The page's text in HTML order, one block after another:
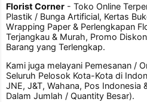
Florist Corner - Toko Online
Plastik / Bunga Artificial, Kertas
Wrapping Paper & Perlengkapan
Terjangkau & Murah, Promo
Barang yang Terlengkap.
Kami juga melayani Pemesanan /
Seluruh Pelosok Kota-Kota di
JNE, J&T, Wahana, Pos Indonesia
Dalam Jumlah / Quantity Besar).